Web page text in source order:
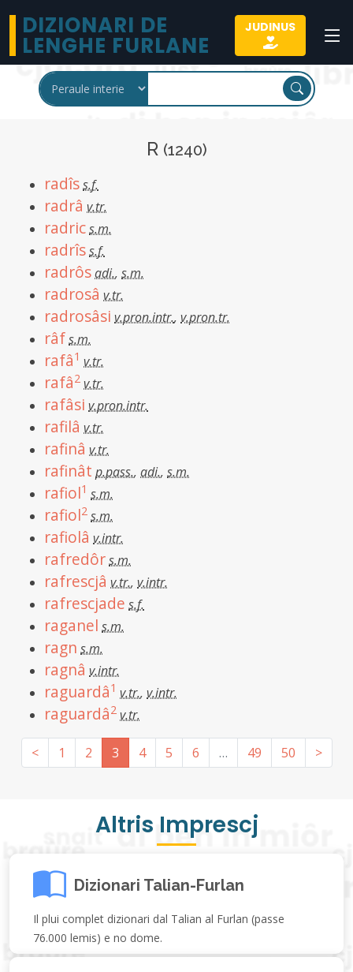
DIZIONARI DE
LENGHE FURLANE
JUDINUS
R (1240)
radîss.f.
radrâ v.tr.
radrics.m.
radrîss.f.
radrôsadi., s.m.
radrosâ v.tr.
radrosâsi v.pron.intr., v.pron.tr.
râfs.m.
rafâ1 v.tr.
rafâ2 v.tr.
rafâsi v.pron.intr.
rafilâ v.tr.
rafinâ v.tr.
rafinât p.pass., adi., s.m.
rafiol1 s.m.
rafiol2 s.m.
rafiolâ v.intr.
rafredôrs.m.
rafrescjâ v.tr., v.intr.
rafrescjade s.f.
raganel s.m.
ragn s.m.
ragnâ v.intr.
raguardâ1 v.tr., v.intr.
raguardâ2 v.tr.
< 1 2 3 4 5 6 … 49 50 >
Altris Imprescj
Dizionari Talian-Furlan
Il plui complet dizionari dal Talian al Furlan (passe
76.000 lemis) e no dome.